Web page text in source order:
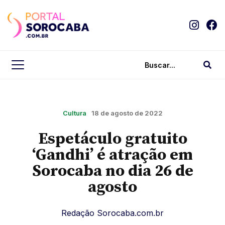
Cultura 18 de agosto de 2022
Espetáculo gratuito
‘Gandhi’ é atração em
Sorocaba no dia 26 de
agosto
Redação Sorocaba.com.br